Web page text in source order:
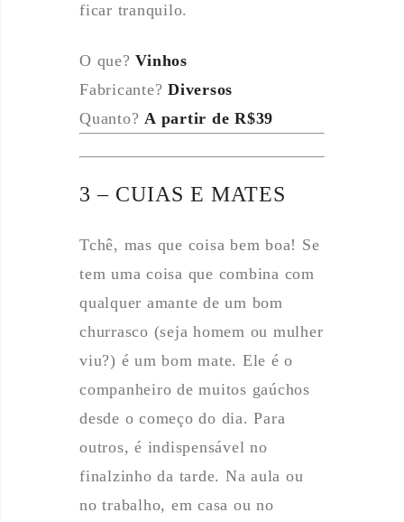
ficar tranquilo.
O que?Vinhos
Fabricante? Diversos
Quanto? A partir de R$39
3 – CUIAS E MATES
Tchê, mas que coisa bem boa! Se
tem uma coisa que combina com
qualquer amante de um bom
churrasco (seja homem ou mulher
viu?) é um bom mate. Ele é o
companheiro de muitos gaúchos
desde o começo do dia. Para
outros, é indispensável no
finalzinho da tarde. Na aula ou
no trabalho, em casa ou no